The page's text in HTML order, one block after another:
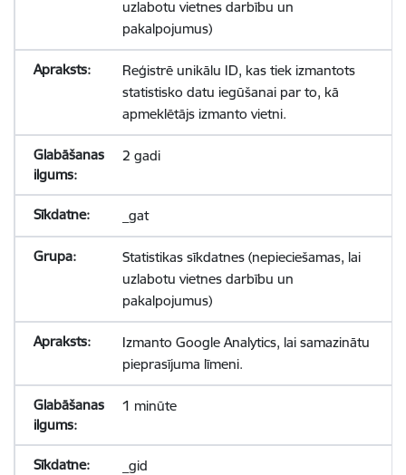
uzlabotu vietnes darbību un
pakalpojumus)
Reģistrē unikālu ID, kas tiek izmantots
statistisko datu iegūšanai par to, kā
apmeklētājs izmanto vietni.
2 gadi
_gat
Statistikas sīkdatnes (nepieciešamas, lai
uzlabotu vietnes darbību un
pakalpojumus)
Izmanto Google Analytics, lai samazinātu
pieprasījuma līmeni.
1 minūte
_gid